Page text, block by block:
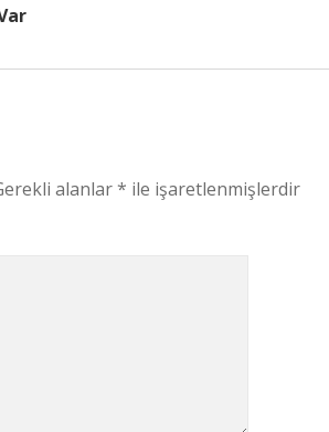
alanlar* ile işaretlenmişlerdir